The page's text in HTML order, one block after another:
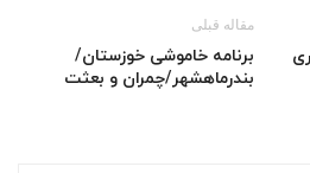
مقاله قبلی
برنامه خاموشی خوزستان/
بندرماهشهر/چمران و بعثت